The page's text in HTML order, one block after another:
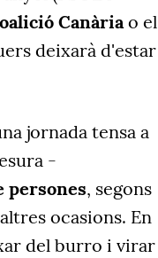
Canàriao el
deixarà d'estar
jornada tensa a
-
persones, segons
ocasions. En
del burro i virar